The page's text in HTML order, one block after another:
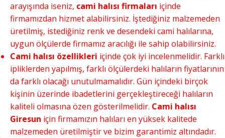
arayışında iseniz, cami halısı firmaları içinde
firmamızdan hizmet alabilirsiniz. İştediğiniz malzemeden
üretilmiş, istediğiniz renk ve desendeki cami halılarına,
uygun ölçülerde firmamız aracılığı ile sahip olabilirsiniz.
Cami halısı özellikleri içinde çok iyi incelenmelidir. Farklı
ipliklerden yapılmış, farklı ölçülerdeki halıların fiyatlarının
da farklı olacağı unutulmamalıdır. Gün içindeki birçok
kişinin üzerinde ibadetlerini gerçekleştireceği halıların
kaliteli olmasına özen gösterilmelidir. Cami halısı
Giresun için firmamızın halıları en yüksek kalitede
malzemeden üretilmiştir ve bizim garantimiz altındadır.